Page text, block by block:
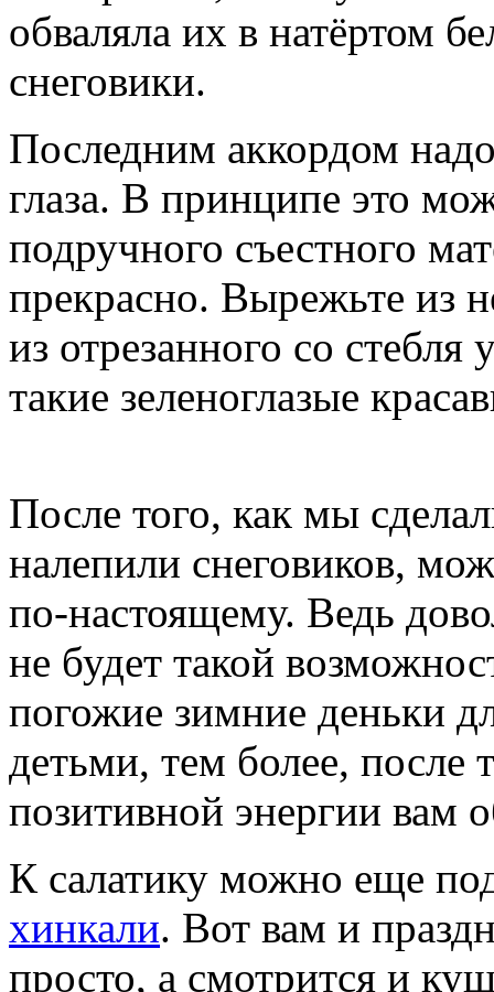
обваляла их в натёртом
снеговики.
Последним аккордом
глаза. В принципе это
подручного съестного
прекрасно. Вырежьте из
из отрезанного со
такие зеленоглазые
После того, как мы
налепили снеговиков,
по-настоящему. Ведь
не будет такой
погожие зимние деньки
детьми, тем более, после
позитивной энергии вам
К салатику можно еще
хинкали. Вот вам и
просто, а смотрится и